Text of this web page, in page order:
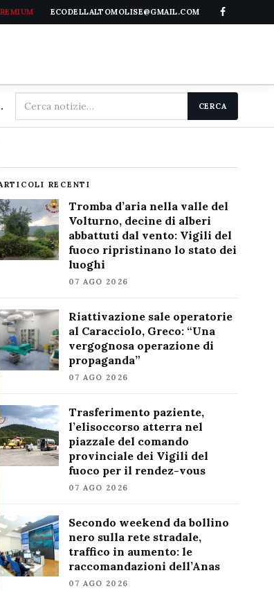
ECODELLALTOMOLISE@GMAIL.COM
lo stato dei luoghi
Cerca
nel
CERCA
RECENTI
Tromba d’aria nella valle del
Volturno, decine di alberi
abbattuti dal vento: Vigili del
fuoco ripristinano lo stato dei
luoghi
07 AGO 2026
Riattivazione sale operatorie
al Caracciolo, Greco: “Una
vergognosa operazione di
propaganda”
07 AGO 2026
Trasferimento paziente,
l’elisoccorso atterra nel
piazzale del comando
provinciale dei Vigili del
fuoco per il rendez-vous
07 AGO 2026
Secondo weekend da bollino
nero sulla rete stradale,
traffico in aumento: le
raccomandazioni dell’Anas
07 AGO 2026